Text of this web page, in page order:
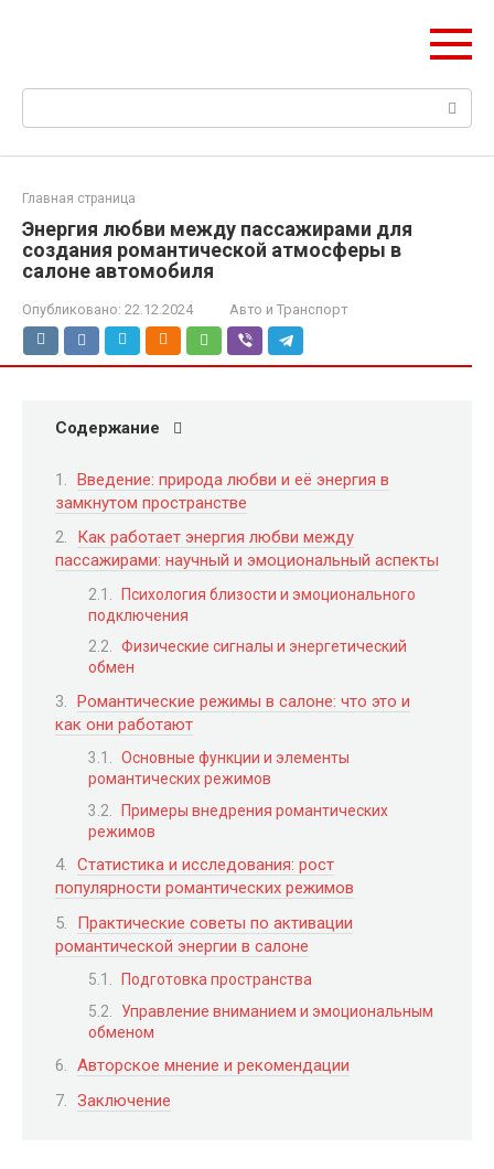
Поиск:
Главная страница
Энергия любви между пассажирами для
создания романтической атмосферы в
салоне автомобиля
Опубликовано: 22.12.2024 Авто и Транспорт
Содержание
Введение: природа любви и её энергия в
замкнутом пространстве
Как работает энергия любви между
пассажирами: научный и эмоциональный аспекты
Психология близости и эмоционального
подключения
Физические сигналы и энергетический
обмен
Романтические режимы в салоне: что это и
как они работают
Основные функции и элементы
романтических режимов
Примеры внедрения романтических
режимов
Статистика и исследования: рост
популярности романтических режимов
Практические советы по активации
романтической энергии в салоне
Подготовка пространства
Управление вниманием и эмоциональным
обменом
Авторское мнение и рекомендации
Заключение